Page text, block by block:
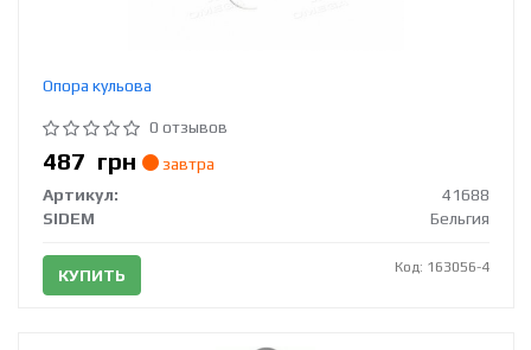
Опора кульова
0 отзывов
487 грн
завтра
Артикул:
41688
SIDEM
Бельгия
КУПИТЬ Код: 163056-4